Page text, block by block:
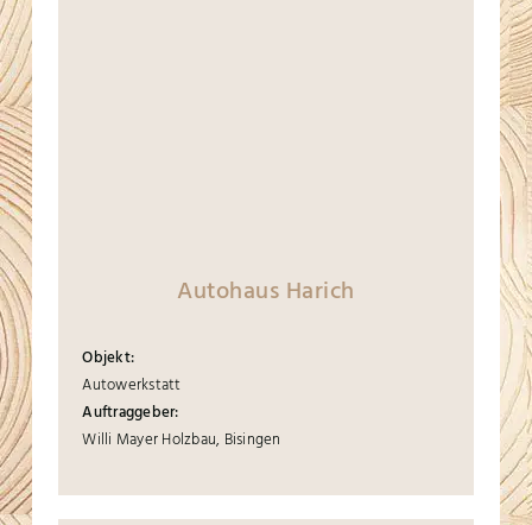
Autohaus Harich
Objekt:
Autowerkstatt
Auftraggeber:
Willi Mayer Holzbau, Bisingen